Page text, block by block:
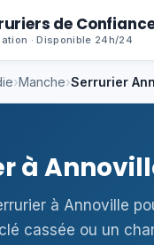
de
· Disponible 24h/24
›Manche›Serrurier
à
à Annoville
cassée ou un